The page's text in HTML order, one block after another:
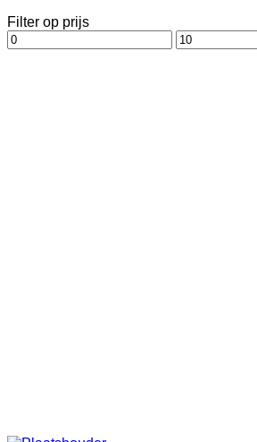
Filter op prijs
Min.
prijs
Max.
prijs